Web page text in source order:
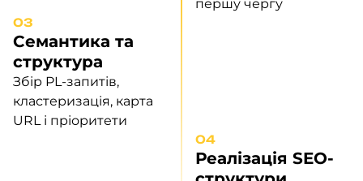
першу чергу
03
Семантика та
структура
Збір PL-запитів,
кластеризація, карта
URL і пріоритети
04
Реалізація SEO-